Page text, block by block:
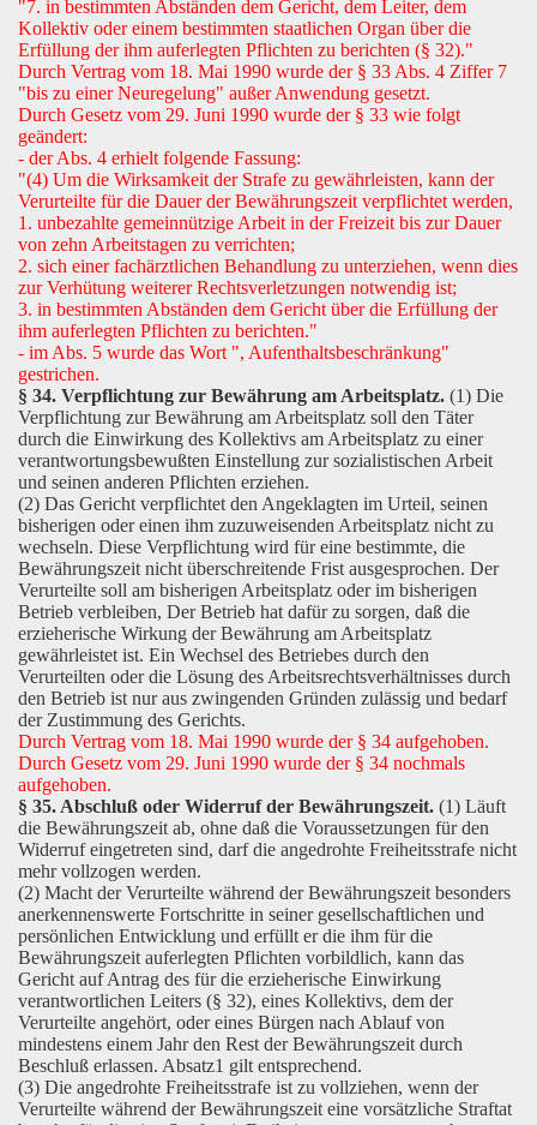
"7. in bestimmten Abständen dem Gericht, dem Leiter, dem
Kollektiv oder einem bestimmten staatlichen Organ über die
Erfüllung der ihm auferlegten Pflichten zu berichten (§ 32)."
Durch Vertrag vom 18. Mai 1990 wurde der § 33 Abs. 4 Ziffer 7
"bis zu einer Neuregelung" außer Anwendung gesetzt.
Durch Gesetz vom 29. Juni 1990 wurde der § 33 wie folgt
geändert:
- der Abs. 4 erhielt folgende Fassung:
"(4) Um die Wirksamkeit der Strafe zu gewährleisten, kann der
Verurteilte für die Dauer der Bewährungszeit verpflichtet werden,
1. unbezahlte gemeinnützige Arbeit in der Freizeit bis zur Dauer
von zehn Arbeitstagen zu verrichten;
2. sich einer fachärztlichen Behandlung zu unterziehen, wenn dies
zur Verhütung weiterer Rechtsverletzungen notwendig ist;
3. in bestimmten Abständen dem Gericht über die Erfüllung der
ihm auferlegten Pflichten zu berichten."
- im Abs. 5 wurde das Wort ", Aufenthaltsbeschränkung"
gestrichen.
§ 34. Verpflichtung zur Bewährung am Arbeitsplatz. (1) Die
Verpflichtung zur Bewährung am Arbeitsplatz soll den Täter
durch die Einwirkung des Kollektivs am Arbeitsplatz zu einer
verantwortungsbewußten Einstellung zur sozialistischen Arbeit
und seinen anderen Pflichten erziehen.
(2) Das Gericht verpflichtet den Angeklagten im Urteil, seinen
bisherigen oder einen ihm zuzuweisenden Arbeitsplatz nicht zu
wechseln. Diese Verpflichtung wird für eine bestimmte, die
Bewährungszeit nicht überschreitende Frist ausgesprochen. Der
Verurteilte soll am bisherigen Arbeitsplatz oder im bisherigen
Betrieb verbleiben, Der Betrieb hat dafür zu sorgen, daß die
erzieherische Wirkung der Bewährung am Arbeitsplatz
gewährleistet ist. Ein Wechsel des Betriebes durch den
Verurteilten oder die Lösung des Arbeitsrechtsverhältnisses durch
den Betrieb ist nur aus zwingenden Gründen zulässig und bedarf
der Zustimmung des Gerichts.
Durch Vertrag vom 18. Mai 1990 wurde der § 34 aufgehoben.
Durch Gesetz vom 29. Juni 1990 wurde der § 34 nochmals
aufgehoben.
§ 35. Abschluß oder Widerruf der Bewährungszeit. (1) Läuft
die Bewährungszeit ab, ohne daß die Voraussetzungen für den
Widerruf eingetreten sind, darf die angedrohte Freiheitsstrafe nicht
mehr vollzogen werden.
(2) Macht der Verurteilte während der Bewährungszeit besonders
anerkennenswerte Fortschritte in seiner gesellschaftlichen und
persönlichen Entwicklung und erfüllt er die ihm für die
Bewährungszeit auferlegten Pflichten vorbildlich, kann das
Gericht auf Antrag des für die erzieherische Einwirkung
verantwortlichen Leiters (§ 32), eines Kollektivs, dem der
Verurteilte angehört, oder eines Bürgen nach Ablauf von
mindestens einem Jahr den Rest der Bewährungszeit durch
Beschluß erlassen. Absatz1 gilt entsprechend.
(3) Die angedrohte Freiheitsstrafe ist zu vollziehen, wenn der
Verurteilte während der Bewährungszeit eine vorsätzliche Straftat